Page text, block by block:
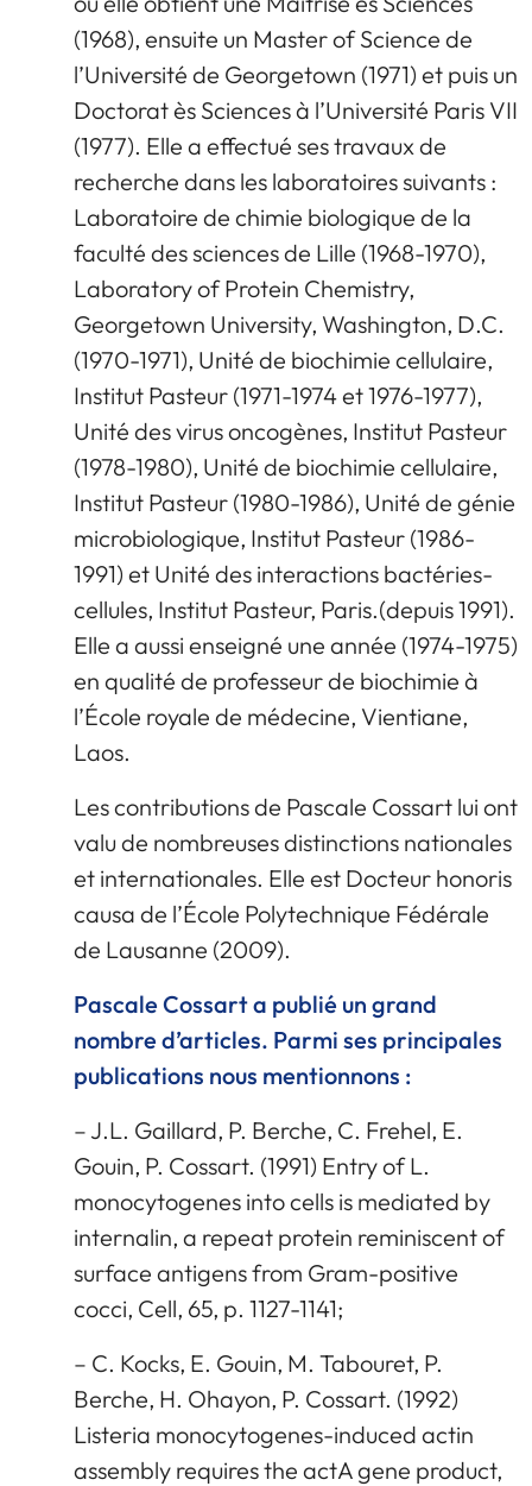
(1968), ensuite un Master of Science de
l’Université de Georgetown (1971) et puis un
Doctorat ès Sciences à l’Université Paris VII
(1977). Elle a effectué ses travaux de
recherche dans les laboratoires suivants :
Laboratoire de chimie biologique de la
faculté des sciences de Lille (1968-1970),
Laboratory of Protein Chemistry,
Georgetown University, Washington, D.C.
(1970-1971), Unité de biochimie cellulaire,
Institut Pasteur (1971-1974 et 1976-1977),
Unité des virus oncogènes, Institut Pasteur
(1978-1980), Unité de biochimie cellulaire,
Institut Pasteur (1980-1986), Unité de génie
microbiologique, Institut Pasteur (1986-
1991) et Unité des interactions bactéries-
cellules, Institut Pasteur, Paris.(depuis 1991).
Elle a aussi enseigné une année (1974-1975)
en qualité de professeur de biochimie à
l’École royale de médecine, Vientiane,
Laos.
Les contributions de Pascale Cossart lui ont
valu de nombreuses distinctions nationales
et internationales. Elle est Docteur honoris
causa de l’École Polytechnique Fédérale
de Lausanne (2009).
Pascale Cossart a publié un grand
nombre d’articles. Parmi ses principales
publications nous mentionnons :
– J.L. Gaillard, P. Berche, C. Frehel, E.
Gouin, P. Cossart. (1991) Entry of L.
monocytogenes into cells is mediated by
internalin, a repeat protein reminiscent of
surface antigens from Gram-positive
cocci, Cell, 65, p. 1127-1141;
– C. Kocks, E. Gouin, M. Tabouret, P.
Berche, H. Ohayon, P. Cossart. (1992)
Listeria monocytogenes-induced actin
assembly requires the actA gene product,